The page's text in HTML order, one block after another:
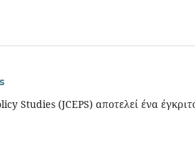
Studies (JCEPS) αποτελεί ένα